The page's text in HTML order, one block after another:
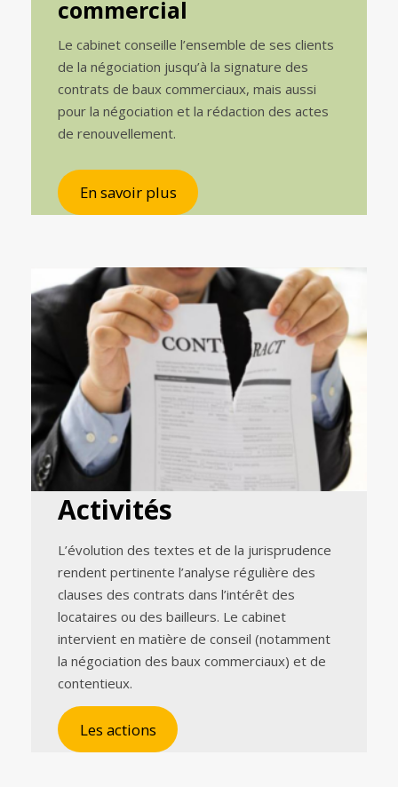
commercial
Le cabinet conseille l’ensemble de ses clients
de la négociation jusqu’à la signature des
contrats de baux commerciaux, mais aussi
pour la négociation et la rédaction des actes
de renouvellement.
En savoir plus
Activités
L’évolution des textes et de la jurisprudence
rendent pertinente l’analyse régulière des
clauses des contrats dans l’intérêt des
locataires ou des bailleurs. Le cabinet
intervient en matière de conseil (notamment
la négociation des baux commerciaux) et de
contentieux.
Les actions